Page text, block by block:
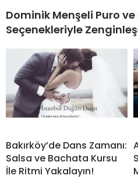
Dominik Menşeli Puro
Seçenekleriyle
Bakırköy’de Dans Zamanı:
Salsa ve Bachata Kursu
İle Ritmi Yakalayın!